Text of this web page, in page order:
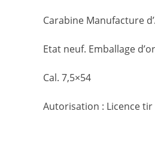
Carabine Manufacture
Etat neuf. Emballage
Cal. 7,5×54
Autorisation : Licence